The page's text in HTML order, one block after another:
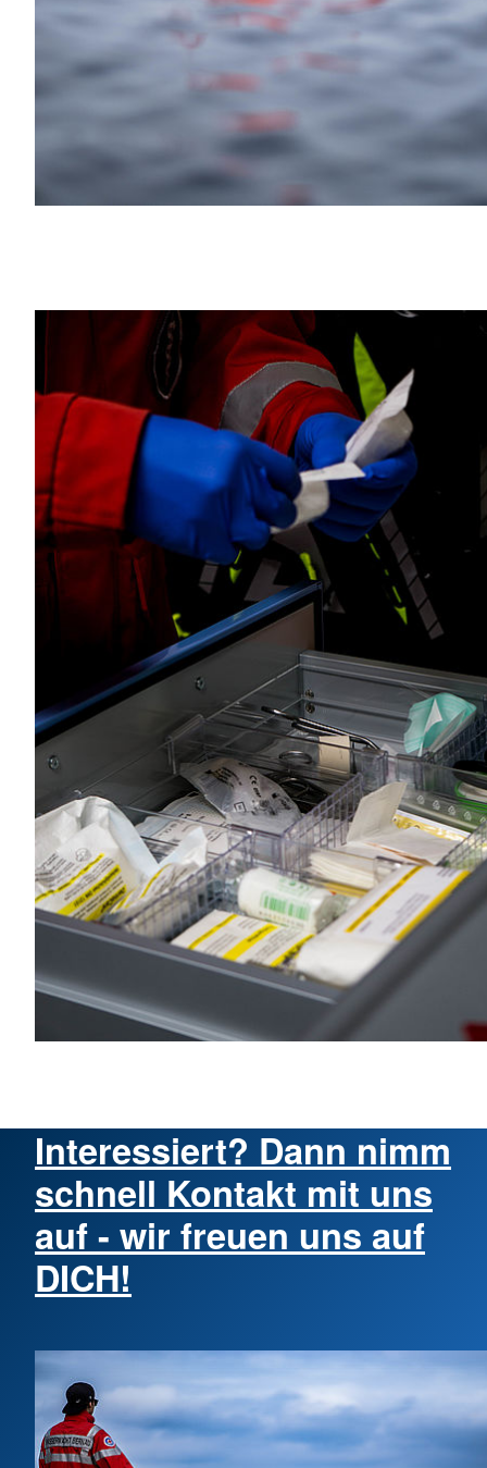
Interessiert? Dann nimm
schnell Kontakt mit uns
auf - wir freuen uns auf
DICH!